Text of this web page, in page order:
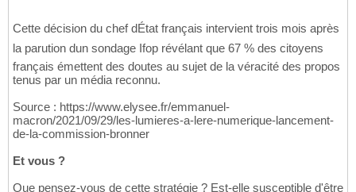
Cette décision du chef dÉtat français intervient trois mois après
la parution dun sondage Ifop révélant que 67 % des citoyens
français émettent des doutes au sujet de la véracité des propos
tenus par un média reconnu.
Source : https://www.elysee.fr/emmanuel-
macron/2021/09/29/les-lumieres-a-lere-numerique-lancement-
de-la-commission-bronner
Et vous ?
Que pensez-vous de cette stratégie ? Est-elle susceptible d'être